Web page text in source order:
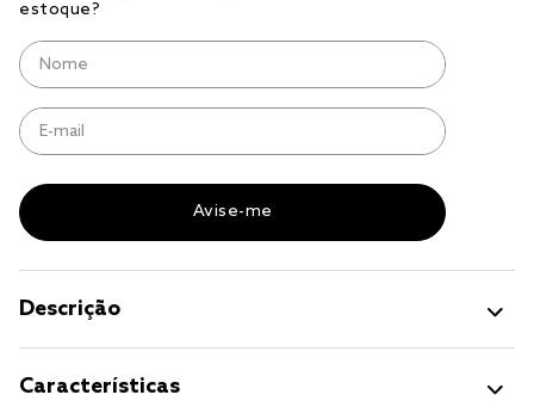
Descrição
Características
solteiro king
cobre leito
jogo cama casal